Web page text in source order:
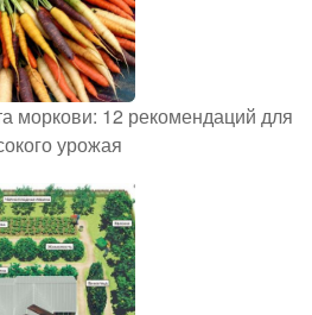
моркови: 12 рекомендаций для
урожая